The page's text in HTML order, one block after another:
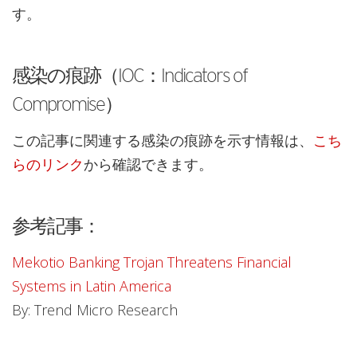
す。
感染の痕跡（IOC：Indicators of
Compromise）
この記事に関連する感染の痕跡を示す情報は、 こち
らのリンクから確認できます。
参考記事：
Mekotio Banking Trojan Threatens Financial
Systems in Latin America
By: Trend Micro Research